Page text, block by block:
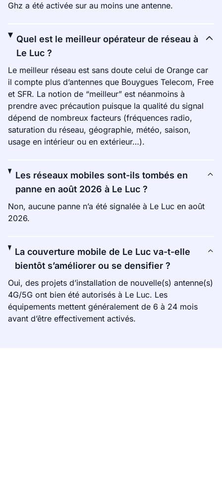
Ghz a été activée sur au moins une antenne.
Quel est le meilleur opérateur de réseau à
Le Luc ?
Le meilleur réseau est sans doute celui de Orange car
il compte plus d’antennes que Bouygues Telecom, Free
et SFR. La notion de “meilleur” est néanmoins à
prendre avec précaution puisque la qualité du signal
dépend de nombreux facteurs (fréquences radio,
saturation du réseau, géographie, météo, saison,
usage en intérieur ou en extérieur…).
Les réseaux mobiles sont-ils tombés en
panne en août 2026 à Le Luc ?
Non, aucune panne n’a été signalée à Le Luc en août
2026.
La couverture mobile de Le Luc va-t-elle
bientôt s’améliorer ou se densifier ?
Oui, des projets d’installation de nouvelle(s) antenne(s)
4G/5G ont bien été autorisés à Le Luc. Les
équipements mettent généralement de 6 à 24 mois
avant d’être effectivement activés.